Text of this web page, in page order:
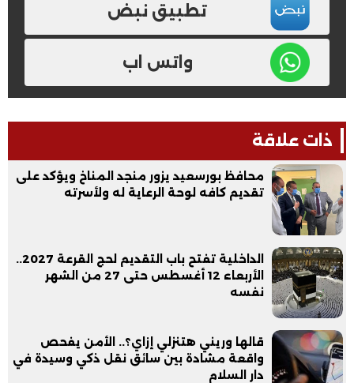
تطبيق نبض
واتس اب
ذات علاقة
محافظ بورسعيد يزور منجد المناخ ويؤكد على
تقديم كافه لوحة الرعاية له ولأسرته
الداخلية تفتح باب التقديم لحج القرعة 2027..
الأربعاء 12 أغسطس حتى 27 من الشهر
نفسه
قالها وريني هتنزلي إزاي؟.. الأمن يفحص
واقعة مشادة بين سائق نقل ذكي وسيدة في
دار السلام